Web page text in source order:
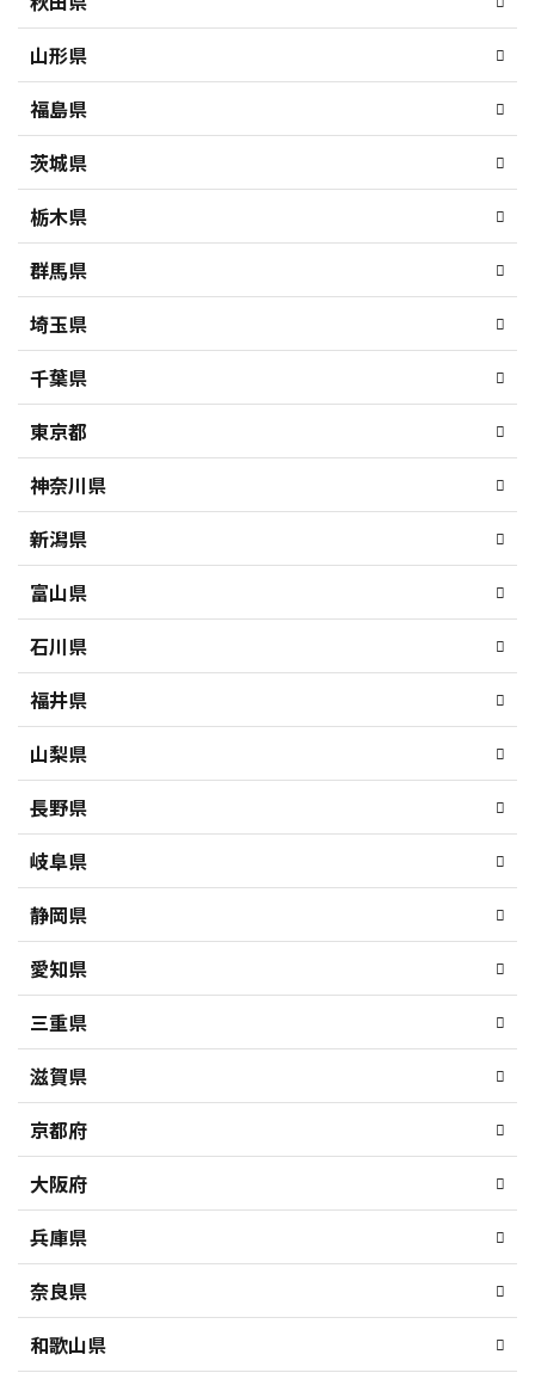
山形県
福島県
茨城県
栃木県
群馬県
埼玉県
千葉県
東京都
神奈川県
新潟県
富山県
石川県
福井県
山梨県
長野県
岐阜県
静岡県
愛知県
三重県
滋賀県
京都府
大阪府
兵庫県
奈良県
和歌山県